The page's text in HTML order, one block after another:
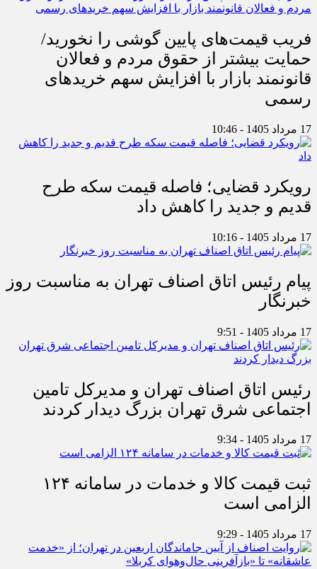
فریب قیمت‌های پایین گوشی را نخورید/
حمایت بیشتر از حقوق مردم و فعالان
قانونمند بازار با افزایش سهم خریدهای
رسمی
17 مرداد 1405 - 10:46
رویکرد قضایی؛ فاصله قیمت سکه طرح
قدیم و جدید را کاهش داد
17 مرداد 1405 - 10:16
پیام رئیس اتاق اصناف تهران به مناسبت روز
خبرنگار
17 مرداد 1405 - 9:51
رئیس اتاق اصناف تهران و مدیرکل تامین
اجتماعی شرق تهران بزرگ دیدار کردند
17 مرداد 1405 - 9:34
ثبت قیمت کالا و خدمات در سامانه ۱۲۴
الزامی است
17 مرداد 1405 - 9:29